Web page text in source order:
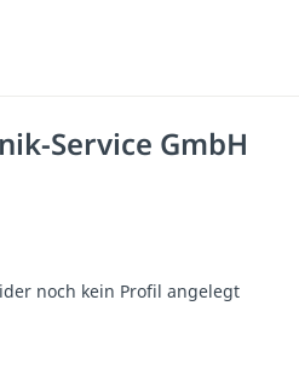
Service GmbH
noch kein Profil angelegt